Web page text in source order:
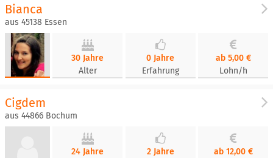
Bianca
aus 45138 Essen
30 Jahre
Alter
0 Jahre
Erfahrung
ab 5,00 €
Lohn/h
Cigdem
aus 44866 Bochum
24 Jahre
2 Jahre
ab 12,00 €